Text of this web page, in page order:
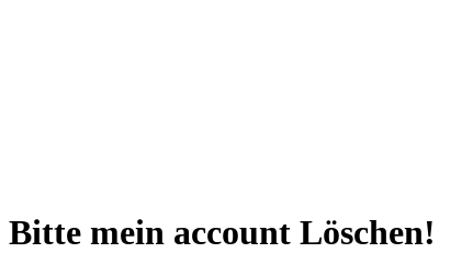
Bitte mein account Löschen!